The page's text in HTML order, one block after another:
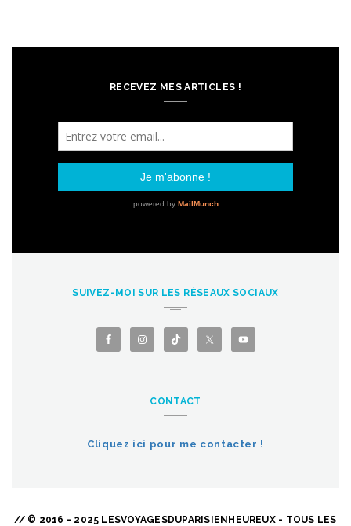
RECEVEZ MES ARTICLES !
SUIVEZ-MOI SUR LES RÉSEAUX SOCIAUX
CONTACT
Cliquez ici pour me contacter !
// © 2016 - 2025 LESVOYAGESDUPARISIENHEUREUX - TOUS LES